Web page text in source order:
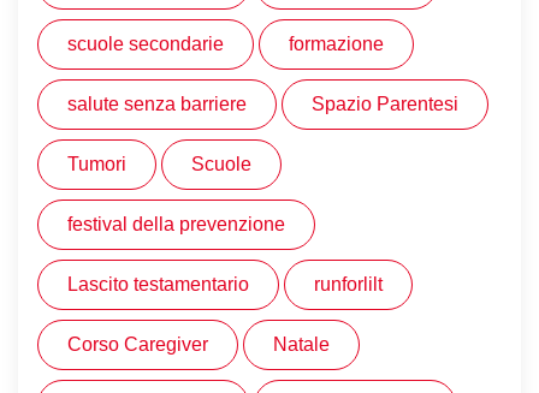
scuole secondarie formazione
salute senza barriere Spazio Parentesi
Tumori Scuole
festival della prevenzione
Lascito testamentario runforlilt
Corso Caregiver Natale